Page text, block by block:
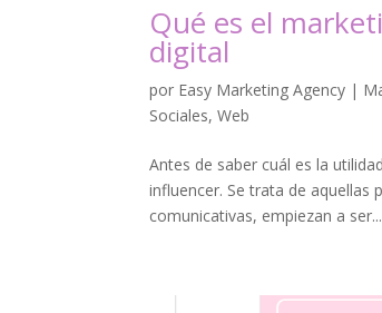
Qué es el
digital
por Easy Marketing Agency |
Sociales,Web
Antes de saber cuál es la
influencer. Se trata de aquellas
comunicativas, empiezan a ser...